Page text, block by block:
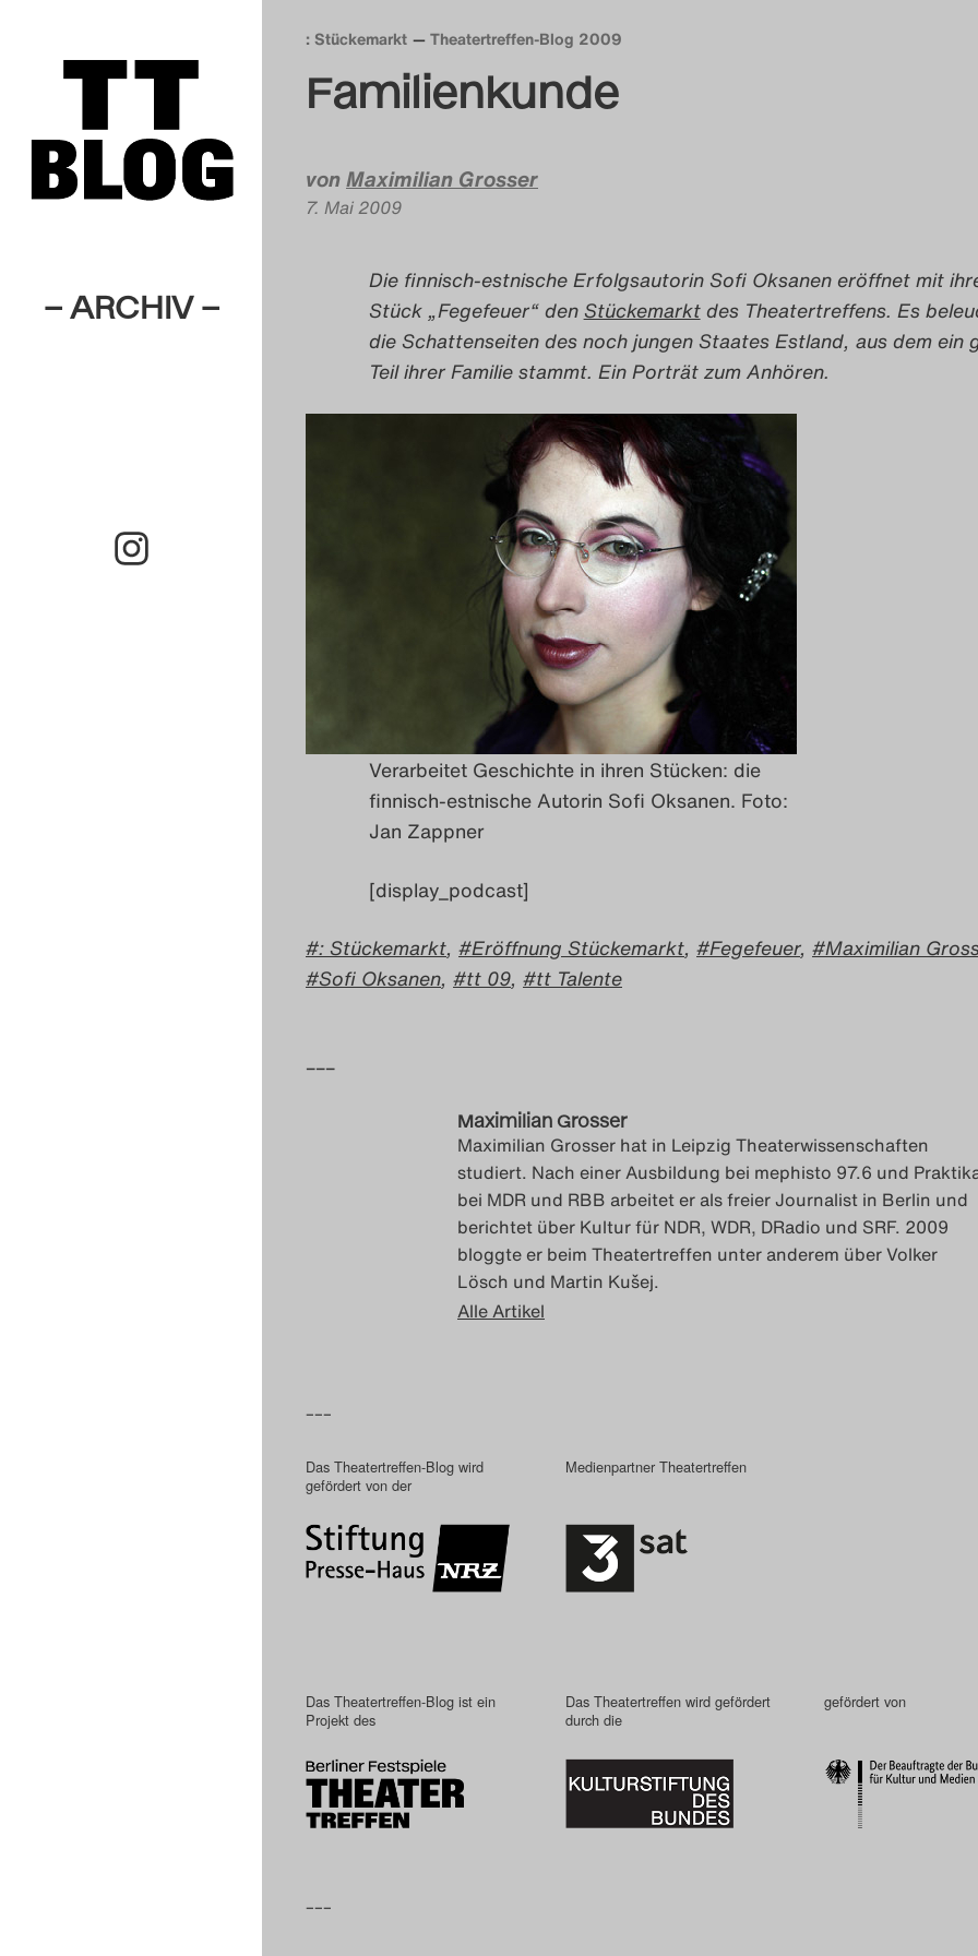
– ARCHIV –
: Stückemarkt Theatertreffen-Blog 2009
Familienkunde
vonMaximilian Grosser
7. Mai 2009
Die finnisch-estnische Erfolgsautorin Sofi Oksanen eröffnet mit
Stück „Fegefeuer“ den Stückemarktdes Theatertreffens. Es
die Schattenseiten des noch jungen Staates Estland, aus dem ein
Teil ihrer Familie stammt. Ein Porträt zum Anhören.
Verarbeitet Geschichte in ihren Stücken: die
finnisch-estnische Autorin Sofi Oksanen. Foto:
Jan Zappner
[display_podcast]
: Stückemarkt, Eröffnung Stückemarkt, Fegefeuer,
Maximilian
Sofi Oksanen, tt 09, tt Talente
–––
Maximilian Grosser
Maximilian Grosser hat in Leipzig Theaterwissenschaften
studiert. Nach einer Ausbildung bei mephisto 97.6 und
bei MDR und RBB arbeitet er als freier Journalist in Berlin und
berichtet über Kultur für NDR, WDR, DRadio und SRF. 2009
bloggte er beim Theatertreffen unter anderem über Volker
Lösch und Martin Kušej.
Alle Artikel
–––
Das Theatertreffen-Blog wird
gefördert von der
Medienpartner Theatertreffen
Das Theatertreffen-Blog ist ein
Projekt des
Das Theatertreffen wird gefördert
durch die
gefördert von
–––